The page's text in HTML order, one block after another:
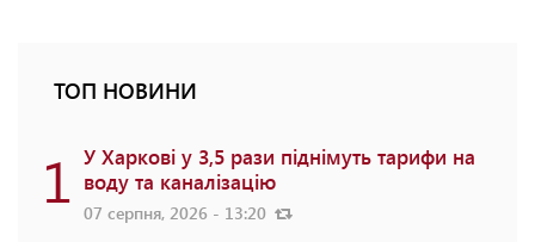
ТОП НОВИНИ
1 У Харкові у 3,5 рази піднімуть тарифи на
воду та каналізацію
07 серпня, 2026 - 13:20